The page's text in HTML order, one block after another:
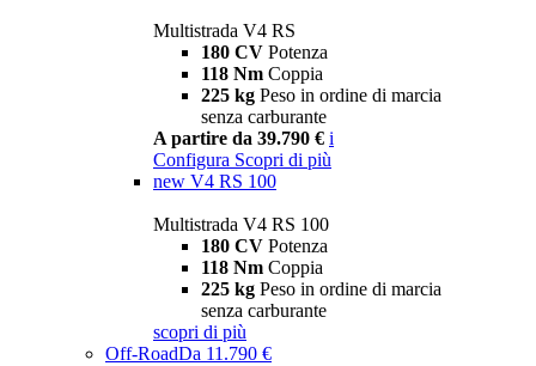
Multistrada V4 RS
180 CV Potenza
118 Nm Coppia
225 kg Peso in ordine di marcia
senza carburante
A partire da 39.790 € i
Configura Scopri di più
new V4 RS 100
Multistrada V4 RS 100
180 CV Potenza
118 Nm Coppia
225 kg Peso in ordine di marcia
senza carburante
scopri di più
Off-RoadDa 11.790 €